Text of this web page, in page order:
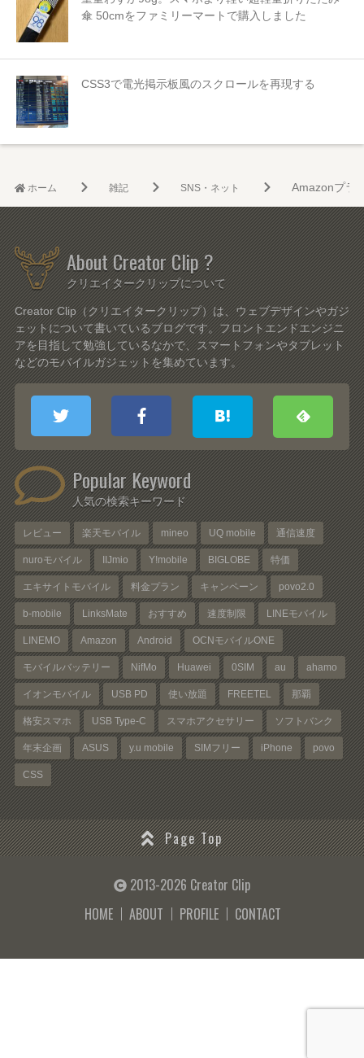
傘 50cmをファミリーマートで購入しました
CSS3で電光掲示板風のスクロールを再現する
ホーム 雑記 SNS・ネット Amazonプラ
About Creator Clip ?
クリエイタークリップについて
Creator Clip（クリエイタークリップ）は、ウェブデザインやガジ
ェットについて書いているブログです。フロントエンドエンジニ
アを目指して勉強しているなかで、スマートフォンやタブレット
などのモバイルガジェットを集めています。
Popular Keyword
人気の検索キーワード
レビュー 楽天モバイル mineo UQ mobile 通信速度
nuroモバイル IIJmio Y!mobile BIGLOBE 特価
エキサイトモバイル 料金プラン キャンペーン povo2.0
b-mobile LinksMate おすすめ 速度制限 LINEモバイル
LINEMO Amazon Android OCNモバイルONE
モバイルバッテリー NifMo Huawei 0SIM au ahamo
イオンモバイル USB PD 使い放題 FREETEL 那覇
格安スマホ USB Type-C スマホアクセサリー ソフトバンク
年末企画 ASUS y.u mobile SIMフリー iPhone povo
CSS
Page Top
2013-2026 Creator Clip
HOME
ABOUT PROFILE CONTACT